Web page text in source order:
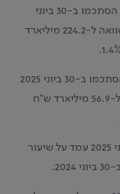
הסתכמו ב-30 ביוני
2025 ב-227.3 מיליארד ש"ח, בהשוואה ל-224.2 מיליארד
הסתכמו ב-30 ביוני 2025
ב-60.4 מיליארד ש"ח, בהשוואה ל-56.9 מיליארד ש"ח
ליום 30 ביוני 2025 עמד על שיעור